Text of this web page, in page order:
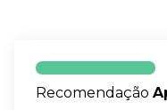
Recomendação